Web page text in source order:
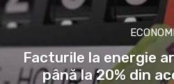
Facturile la energie
până la 20% din